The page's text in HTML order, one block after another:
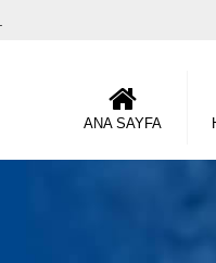
ANA SAYFA